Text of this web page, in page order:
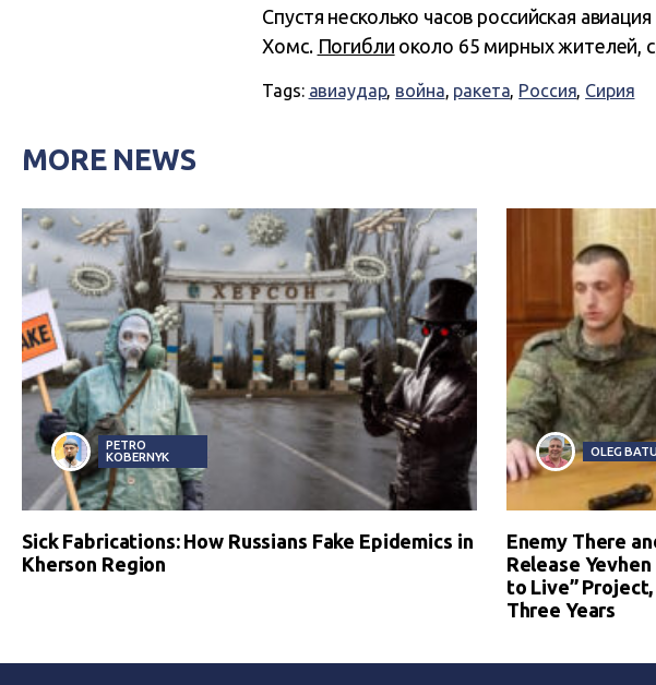
Спустя несколько часов российская
Хомс. Погибли около 65 мирных жителей,
Tags: авиаудар, война, ракета, Россия, Сирия
MORE NEWS
PETRO
KOBERNYK
Sick Fabrications: How Russians Fake Epidemics in
Kherson Region
OLEG
Enemy There
Release
to Live”
Three Years